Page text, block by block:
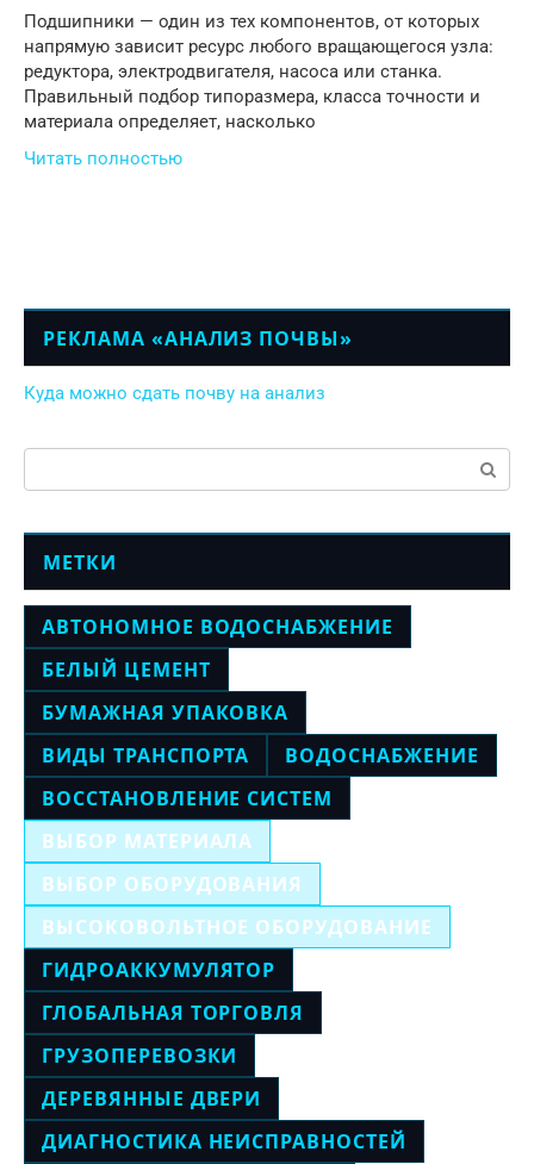
Подшипники — один из тех компонентов, от которых
напрямую зависит ресурс любого вращающегося узла:
редуктора, электродвигателя, насоса или станка.
Правильный подбор типоразмера, класса точности и
материала определяет, насколько
Читать полностью
РЕКЛАМА «АНАЛИЗ ПОЧВЫ»
Куда можно сдать почву на анализ
Поиск:
МЕТКИ
АВТОНОМНОЕ ВОДОСНАБЖЕНИЕ
БЕЛЫЙ ЦЕМЕНТ
БУМАЖНАЯ УПАКОВКА
ВИДЫ ТРАНСПОРТА
ВОДОСНАБЖЕНИЕ
ВОССТАНОВЛЕНИЕ СИСТЕМ
ВЫБОР МАТЕРИАЛА
ВЫБОР ОБОРУДОВАНИЯ
ВЫСОКОВОЛЬТНОЕ ОБОРУДОВАНИЕ
ГИДРОАККУМУЛЯТОР
ГЛОБАЛЬНАЯ ТОРГОВЛЯ
ГРУЗОПЕРЕВОЗКИ
ДЕРЕВЯННЫЕ ДВЕРИ
ДИАГНОСТИКА НЕИСПРАВНОСТЕЙ